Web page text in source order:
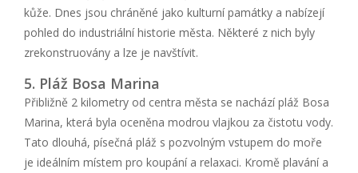
kůže. Dnes jsou chráněné jako kulturní památky a nabízejí
pohled do industriální historie města. Některé z nich byly
zrekonstruovány a lze je navštívit.
5. Pláž Bosa Marina
Přibližně 2 kilometry od centra města se nachází pláž Bosa
Marina, která byla oceněna modrou vlajkou za čistotu vody.
Tato dlouhá, písečná pláž s pozvolným vstupem do moře
je ideálním místem pro koupání a relaxaci. Kromě plavání a